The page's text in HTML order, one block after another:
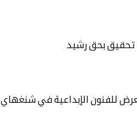
بحق رشيد
للفنون الإبداعية في شنغهاي